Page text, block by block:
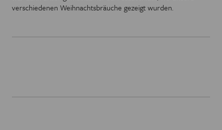
verschiedenen Weihnachtsbräuche gezeigt wurden.